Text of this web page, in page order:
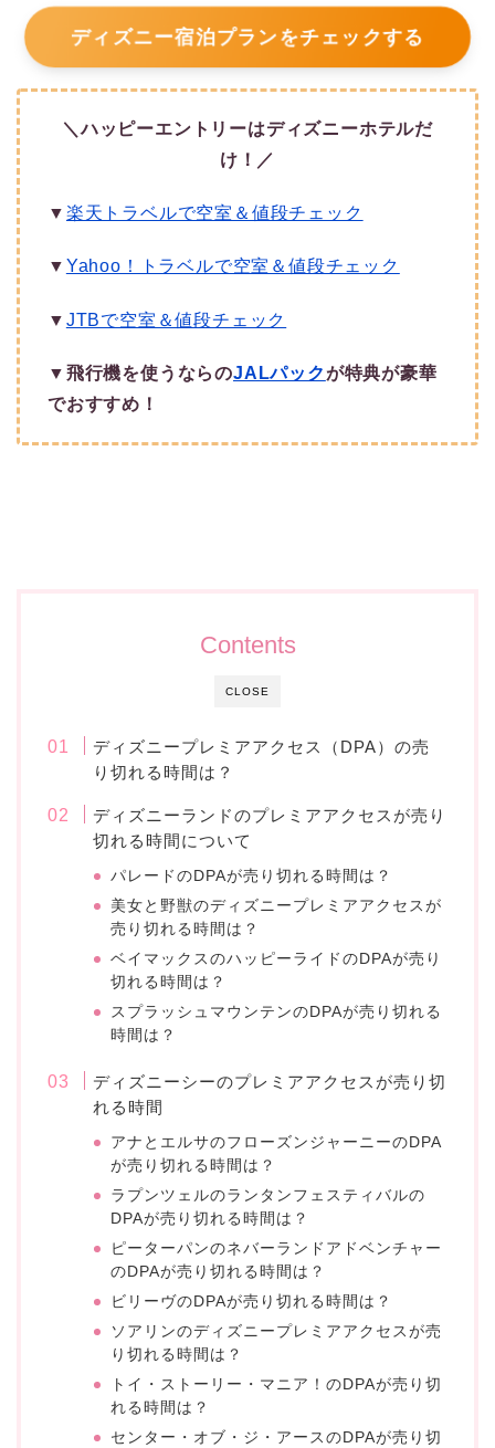
ディズニー宿泊プランをチェックする
＼ハッピーエントリーはディズニーホテルだ
け！／
▼ 楽天トラベルで空室＆値段チェック
▼ Yahoo！トラベルで空室＆値段チェック
▼ JTBで空室＆値段チェック
▼ 飛行機を使うならのJALパックが特典が豪華
でおすすめ！
CLOSE
Contents
ディズニープレミアアクセス（DPA）の売
り切れる時間は？
ディズニーランドのプレミアアクセスが売り
切れる時間について
パレードのDPAが売り切れる時間は？
美女と野獣のディズニープレミアアクセスが
売り切れる時間は？
ベイマックスのハッピーライドのDPAが売り
切れる時間は？
スプラッシュマウンテンのDPAが売り切れる
時間は？
ディズニーシーのプレミアアクセスが売り切
れる時間
アナとエルサのフローズンジャーニーのDPA
が売り切れる時間は？
ラプンツェルのランタンフェスティバルの
DPAが売り切れる時間は？
ピーターパンのネバーランドアドベンチャー
のDPAが売り切れる時間は？
ビリーヴのDPAが売り切れる時間は？
ソアリンのディズニープレミアアクセスが売
り切れる時間は？
トイ・ストーリー・マニア！のDPAが売り切
れる時間は？
センター・オブ・ジ・アースのDPAが売り切